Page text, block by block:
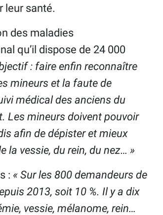
leur santé.
des maladies
qu’il dispose de 24 000
: faire enfin reconnaître
mineurs et la faute de
médical des anciens du
Les mineurs doivent pouvoir
afin de dépister et mieux
la vessie, du rein, du nez… »
: « Sur les 800 demandeurs de
2013, soit 10 %. Il y a dix
vessie, mélanome, rein…